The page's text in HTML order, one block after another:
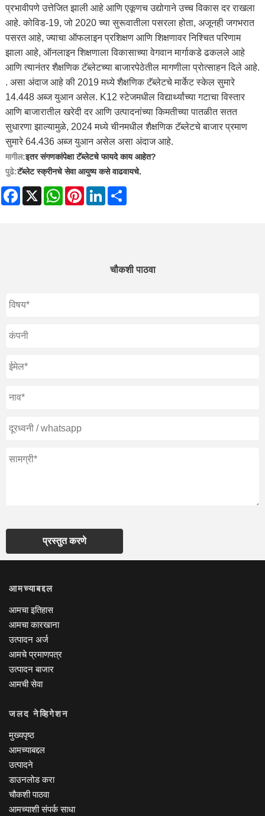
प्रभावीपणे उत्तेजित झाली आहे आणि एकूणच उद्योगाने उच्च विकास दर राखला
आहे. कोविड-19, जो 2020 च्या सुरूवातीला पसरला होता, अजूनही जगभरात
पसरत आहे, ज्याचा ऑफलाइन प्रशिक्षण आणि शिक्षणावर निश्चित परिणाम
झाला आहे, ऑनलाइन शिक्षणाला विकासाच्या वेगवान मार्गाकडे ढकलले आहे
आणि त्यानंतर शैक्षणिक टॅब्लेटच्या बाजारपेठेतील मागणीला प्रोत्साहन दिले आहे.
. असा अंदाज आहे की 2019 मध्ये शैक्षणिक टॅब्लेटचे मार्केट स्केल सुमारे
14.448 अब्ज युआन असेल. K12 स्टेजमधील विद्यार्थ्यांच्या गटाचा विस्तार
आणि बाजारातील खरेदी दर आणि उत्पादनांच्या किमतीच्या पातळीत सतत
सुधारणा झाल्यामुळे, 2024 मध्ये चीनमधील शैक्षणिक टॅब्लेटचे बाजार प्रमाण
सुमारे 64.436 अब्ज युआन असेल असा अंदाज आहे.
मागील:इतर संगणकांपेक्षा टॅब्लेटचे फायदे काय आहेत?
पुढे:टॅब्लेट स्क्रीनचे सेवा आयुष्य कसे वाढवायचे.
Facebook
X WhatsApp
PinterestLinkedIn
चौकशी पाठवा
प्रस्तुत करणे
आमच्याबद्दल
आमचा इतिहास
आमचा कारखाना
उत्पादन अर्ज
आमचे प्रमाणपत्र
उत्पादन बाजार
आमची सेवा
जलद नेव्हिगेशन
मुख्यपृष्ठ
आमच्याबद्दल
उत्पादने
डाउनलोड करा
चौकशी पाठवा
आमच्याशी संपर्क साधा